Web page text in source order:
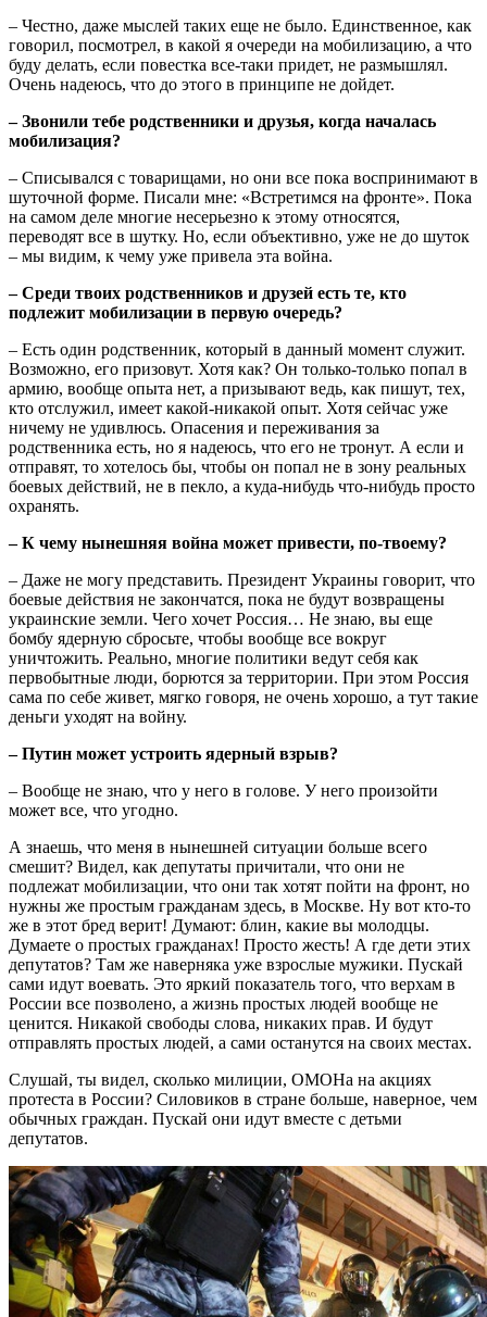
– Честно, даже мыслей таких еще не было. Единственное, как
говорил, посмотрел, в какой я очереди на мобилизацию, а что
буду делать, если повестка все-таки придет, не размышлял.
Очень надеюсь, что до этого в принципе не дойдет.
– Звонили тебе родственники и друзья, когда началась
мобилизация?
– Списывался с товарищами, но они все пока воспринимают в
шуточной форме. Писали мне: «Встретимся на фронте». Пока
на самом деле многие несерьезно к этому относятся,
переводят все в шутку. Но, если объективно, уже не до шуток
– мы видим, к чему уже привела эта война.
– Среди твоих родственников и друзей есть те, кто
подлежит мобилизации в первую очередь?
– Есть один родственник, который в данный момент служит.
Возможно, его призовут. Хотя как? Он только-только попал в
армию, вообще опыта нет, а призывают ведь, как пишут, тех,
кто отслужил, имеет какой-никакой опыт. Хотя сейчас уже
ничему не удивлюсь. Опасения и переживания за
родственника есть, но я надеюсь, что его не тронут. А если и
отправят, то хотелось бы, чтобы он попал не в зону реальных
боевых действий, не в пекло, а куда-нибудь что-нибудь просто
охранять.
– К чему нынешняя война может привести, по-твоему?
– Даже не могу представить. Президент Украины говорит, что
боевые действия не закончатся, пока не будут возвращены
украинские земли. Чего хочет Россия… Не знаю, вы еще
бомбу ядерную сбросьте, чтобы вообще все вокруг
уничтожить. Реально, многие политики ведут себя как
первобытные люди, борются за территории. При этом Россия
сама по себе живет, мягко говоря, не очень хорошо, а тут такие
деньги уходят на войну.
– Путин может устроить ядерный взрыв?
– Вообще не знаю, что у него в голове. У него произойти
может все, что угодно.
А знаешь, что меня в нынешней ситуации больше всего
смешит? Видел, как депутаты причитали, что они не
подлежат мобилизации, что они так хотят пойти на фронт, но
нужны же простым гражданам здесь, в Москве. Ну вот кто-то
же в этот бред верит! Думают: блин, какие вы молодцы.
Думаете о простых гражданах! Просто жесть! А где дети этих
депутатов? Там же наверняка уже взрослые мужики. Пускай
сами идут воевать. Это яркий показатель того, что верхам в
России все позволено, а жизнь простых людей вообще не
ценится. Никакой свободы слова, никаких прав. И будут
отправлять простых людей, а сами останутся на своих местах.
Слушай, ты видел, сколько милиции, ОМОНа на акциях
протеста в России? Силовиков в стране больше, наверное, чем
обычных граждан. Пускай они идут вместе с детьми
депутатов.